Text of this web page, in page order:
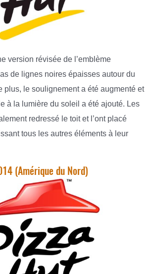
version révisée de l’emblème
de lignes noires épaisses autour du
plus, le soulignement a été augmenté et
à la lumière du soleil a été ajouté. Les
redressé le toit et l’ont placé
tous les autres éléments à leur
(Amérique du Nord)